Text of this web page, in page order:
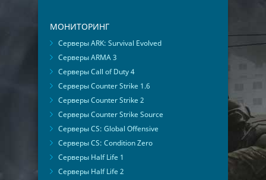
МОНИТОРИНГ
Серверы ARK: Survival Evolved
Серверы ARMA 3
Серверы Call of Duty 4
Серверы Counter Strike 1.6
Серверы Counter Strike 2
Серверы Counter Strike Source
Серверы CS: Global Offensive
Серверы CS: Condition Zero
Серверы Half Life 1
Серверы Half Life 2